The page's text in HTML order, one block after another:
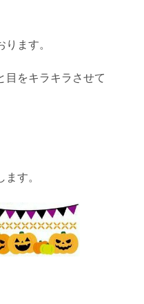
ます。
目をキラキラさせて
す。